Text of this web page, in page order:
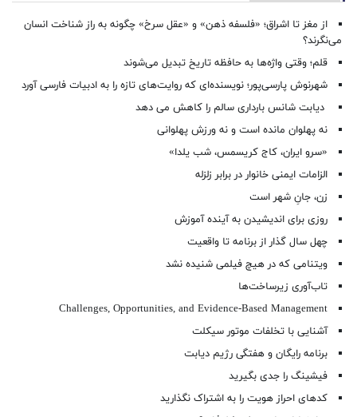
از مغز تا اشراق؛ «فلسفه ذهن» و «عقل سرخ» چگونه به راز شناخت انسان
می‌نگرند؟
قلم؛ وقتی واژه‌ها به حافظه تاریخ تبدیل می‌شوند
شهرنوش پارسی‌پور؛ نویسنده‌ای که روایت‌های تازه را به ادبیات فارسی آورد
دیابت شانس بارداری سالم را کاهش می دهد
نه پهلوان مانده است و نه ورزش پهلوانی
«سرو ایران، کاج کریسمس، شب یلدا»
الزامات ایمنی خانوار در برابر زلزله
زن، جانِ شهر است
روزی برای اندیشیدن به آینده آموزش
چهل سال گذار از برنامه تا واقعیت
ویتنامی که در هیچ فیلمی شنیده نشد
تاب‌آوری زیرساخت‌ها
Challenges, Opportunities, and Evidence-Based Management
آشنایی با تخلفات موتور سیکلت
برنامه رایگان و هفتگی رژیم دیابت
فیشینگ را جدی بگیرید
کدهای احراز هویت را به اشتراک نگذارید